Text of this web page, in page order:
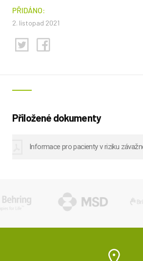
PŘIDÁNO:
2. listopad 2021
Přiložené dokumenty